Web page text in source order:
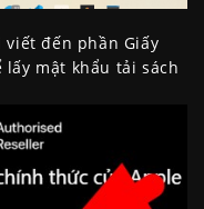
viết đến phần Giấy
lấy mật khẩu tải sách